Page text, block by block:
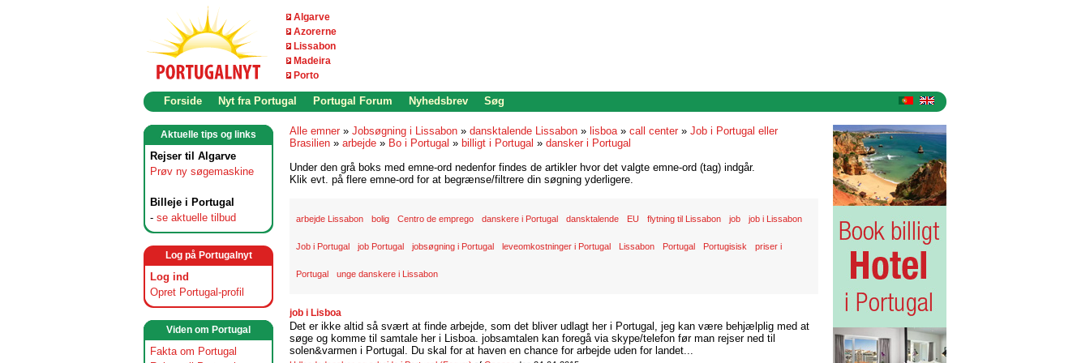
Algarve
Azorerne
Lissabon
Madeira
Porto
Forside Nyt fra Portugal Portugal Forum Nyhedsbrev Søg
Aktuelle tips og links
Rejser til Algarve
Prøv ny søgemaskine
Billeje i Portugal
- se aktuelle tilbud
Log på Portugalnyt
Log ind
Opret Portugal-profil
Viden om Portugal
Fakta om Portugal
Alle emner » Jobsøgning i Lissabon » dansktalende Lissabon » lisboa» call center » Job i Portugal eller
Brasilien » arbejde » Bo i Portugal » billigt i Portugal » dansker i Portugal
Under den grå boks med emne-ord nedenfor findes de artikler hvor det valgte emne-ord (tag) indgår.
Klik evt. på flere emne-ord for at begrænse/filtrere din søgning yderligere.
arbejde Lissabon bolig Centro de emprego danskere i Portugal dansktalende EU flytning til Lissabon job job i Lissabon
Job i Portugal job Portugal jobsøgning i Portugal leveomkostninger i Portugal Lissabon Portugal Portugisisk priser i
Portugal unge danskere i Lissabon
job i Lisboa
Det er ikke altid så svært at finde arbejde, som det bliver udlagt her i Portugal, jeg kan være behjælplig med at
søge og komme til samtale her i Lisboa. jobsamtalen kan foregå via skype/telefon før man rejser ned til
solen&varmen i Portugal. Du skal for at haven en chance for arbejde uden for landet...